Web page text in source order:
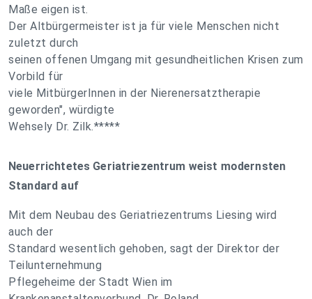
Maße eigen ist.
Der Altbürgermeister ist ja für viele Menschen nicht
zuletzt durch
seinen offenen Umgang mit gesundheitlichen Krisen zum
Vorbild für
viele MitbürgerInnen in der Nierenersatztherapie
geworden", würdigte
Wehsely Dr. Zilk.*****
Neuerrichtetes Geriatriezentrum weist modernsten
Standard auf
Mit dem Neubau des Geriatriezentrums Liesing wird
auch der
Standard wesentlich gehoben, sagt der Direktor der
Teilunternehmung
Pflegeheime der Stadt Wien im